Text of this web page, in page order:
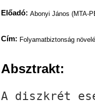
Előadó: Abonyi János (MTA-
Cím: Folyamatbiztonság
Absztrakt:
A diszkrét